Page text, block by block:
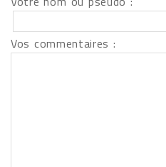
Vos commentaires :